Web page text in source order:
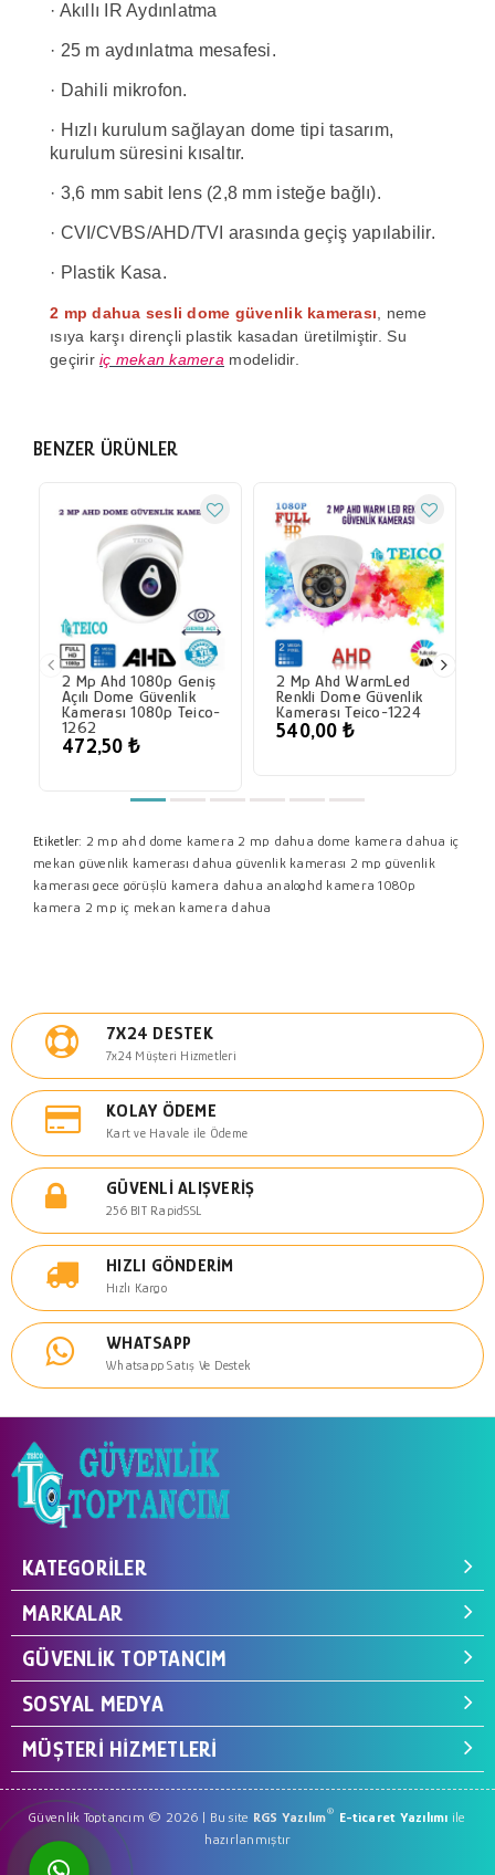
· Akıllı IR Aydınlatma
· 25 m aydınlatma mesafesi.
· Dahili mikrofon.
· Hızlı kurulum sağlayan dome tipi tasarım,
kurulum süresini kısaltır.
· 3,6 mm sabit lens (2,8 mm isteğe bağlı).
· CVI/CVBS/AHD/TVI arasında geçiş yapılabilir.
· Plastik Kasa.
2 mp dahua sesli dome güvenlik kamerası, neme
ısıya karşı dirençli plastik kasadan üretilmiştir. Su
geçirir iç mekan kamera modelidir.
BENZER ÜRÜNLER
2 Mp Ahd 1080p Geniş
Açılı Dome Güvenlik
Kamerası 1080p Teico-
1262
472,50 ₺
2 Mp Ahd WarmLed
Renkli Dome Güvenlik
Kamerası Teico-1224
540,00 ₺
Etiketler: 2 mp ahd dome kamera 2 mp dahua dome kamera dahua iç
mekan güvenlik kamerası dahua güvenlik kamerası 2 mp güvenlik
kamerası gece görüşlü kamera dahua analoghd kamera 1080p
kamera 2 mp iç mekan kamera dahua
7X24 DESTEK
7x24 Müşteri Hizmetleri
KOLAY ÖDEME
Kart ve Havale ile Ödeme
GÜVENLI ALIŞVERIŞ
256 BIT RapidSSL
HIZLI GÖNDERIM
Hızlı Kargo
WHATSAPP
Whatsapp Satış Ve Destek
KATEGORILER
MARKALAR
GÜVENLIK TOPTANCIM
SOSYAL MEDYA
MÜŞTERI HIZMETLERI
Güvenlik Toptancım © 2026 | Bu site RGS Yazılım® E-ticaret Yazılımı ile
hazırlanmıştır
WhatsApp ile Hemen Ulaş!